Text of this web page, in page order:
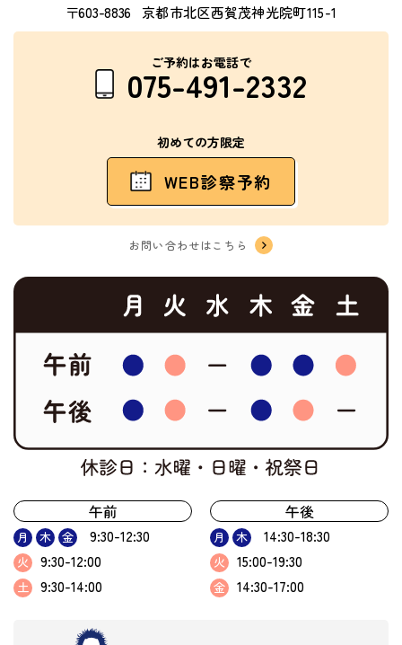
〒603-8836 京都市北区西賀茂神光院町115-1
ご予約はお電話で
075-491-2332
初めての方限定
WEB診察予約
お問い合わせはこちら
午前
月 木 金 9:30-12:30
火 9:30-12:00
土 9:30-14:00
午後
月 木 14:30-18:30
火 15:00-19:30
金 14:30-17:00